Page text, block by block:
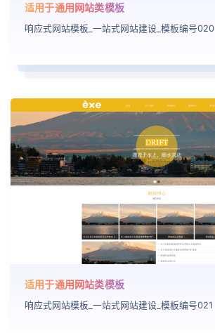
适用于通用网站类模板
响应式网站模板_一站式网站建设_模板编号020
适用于通用网站类模板
响应式网站模板_一站式网站建设_模板编号021